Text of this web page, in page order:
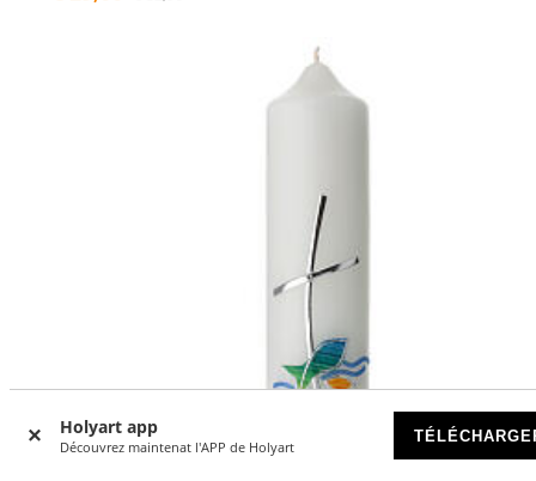
Holyart app
Découvrez maintenat l'APP de Holyart